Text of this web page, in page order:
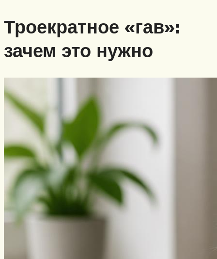
Троекратное «гав»:
зачем это нужно